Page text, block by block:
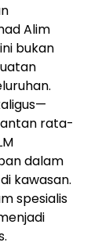
Alim
bukan
rata-
dalam
kawasan.
spesialis